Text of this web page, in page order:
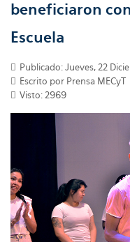
beneficiaron
Escuela
Publicado: Jueves, 22
Escrito por Prensa MECyT
Visto: 2969